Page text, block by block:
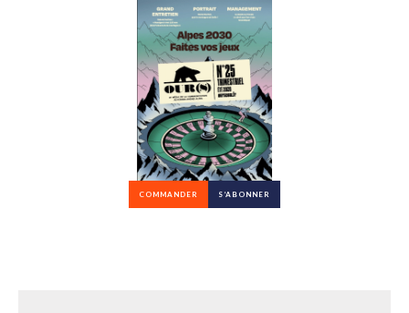
COMMANDER S’ABONNER